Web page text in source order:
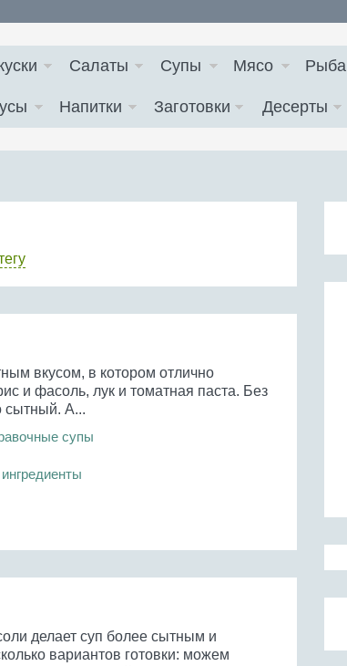
Салаты Супы Мясо Рыба
Напитки Заготовки Десерты
вкусом, в котором отлично
и фасоль, лук и томатная паста. Без
сытный. А...
супы
делает суп более сытным и
вариантов готовки: можем